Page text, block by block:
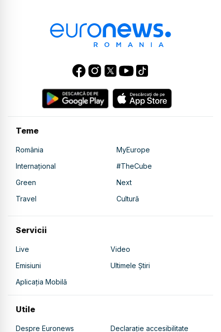
Teme
România
MyEurope
Internațional
#TheCube
Green
Next
Travel
Cultură
Servicii
Live
Video
Emisiuni
Ultimele Știri
Aplicația Mobilă
Utile
Despre Euronews Declarație accesibilitate